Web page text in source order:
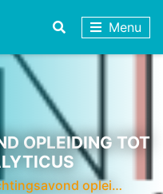
Menu
OPLEIDING TOT
oplei…